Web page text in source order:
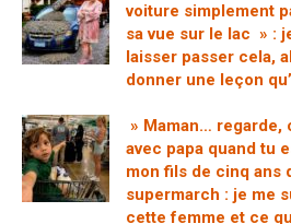
voiture simplement
sa vue sur le lac » :
laisser passer cela,
donner une leçon
» Maman… regarde,
avec papa quand tu
mon fils de cinq ans
supermarch : je me
cette femme et ce